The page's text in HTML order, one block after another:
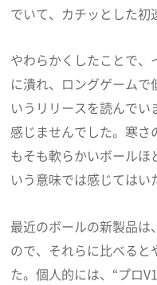
でいて、カチッとした初
やわらかくしたことで
に潰れ、ロングゲーム
いうリリースを読んでい
感じませんでした。寒さ
もそも軟らかいボールほ
いう意味では感じてはい
最近のボールの新製品は
ので、それらに比べると
た。個人的には、“プロ